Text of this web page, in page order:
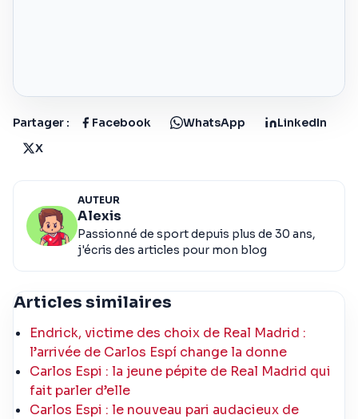
Partager : Facebook WhatsApp
LinkedIn
X
AUTEUR
Alexis
Passionné de sport depuis plus de 30 ans,
j'écris des articles pour mon blog
Articles similaires
Endrick, victime des choix de Real Madrid :
l’arrivée de Carlos Espí change la donne
Carlos Espi : la jeune pépite de Real Madrid qui
fait parler d’elle
Carlos Espi : le nouveau pari audacieux de